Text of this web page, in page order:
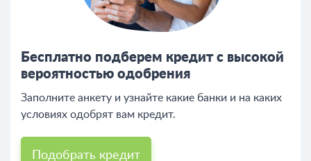
Бесплатно подберем кредит с высокой
вероятностью одобрения
Заполните анкету и узнайте какие банки и на каких
условиях одобрят вам кредит.
Подобрать кредит